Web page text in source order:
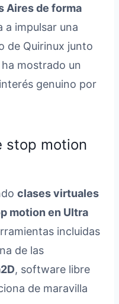
Aires de forma
a impulsar una
de Quirinux junto
mostrado un
genuino por
stop motion
clases virtuales
motion en Ultra
incluidas
de las
, software libre
de maravilla